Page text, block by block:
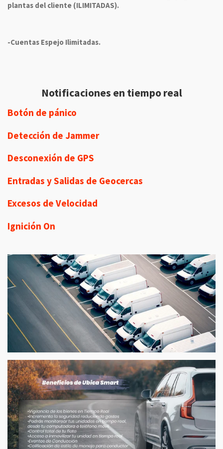
plantas del cliente (ILIMITADAS).
-Cuentas Espejo Ilimitadas.
Notificaciones en tiempo real
Botón de pánico
Detección de Jammer
Desconexión de GPS
Entradas y Salidas de Geocercas
Excesos de Velocidad
Ignición On